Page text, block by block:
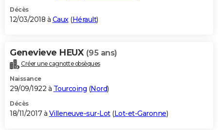
Décès
12/03/2018 à Caux(Hérault)
Genevieve HEUX (95 ans)
Créer une cagnotte obsèques
Naissance
29/09/1922 à Tourcoing (Nord)
Décès
18/11/2017 à Villeneuve-sur-Lot(Lot-et-Garonne)